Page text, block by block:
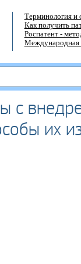
Терминология и
Как получить
Роспатент -
Международная
с
их